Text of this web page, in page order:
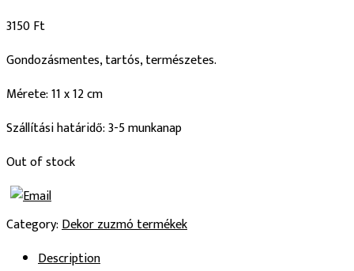
3150Ft
Gondozásmentes, tartós, természetes.
Mérete: 11 x 12 cm
Szállítási határidő: 3-5 munkanap
Out of stock
Category:Dekor zuzmó termékek
Description